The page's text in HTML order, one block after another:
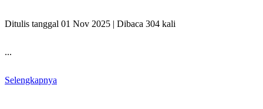
Ditulis tanggal 01 Nov 2025 | Dibaca 304 kali
...
Selengkapnya